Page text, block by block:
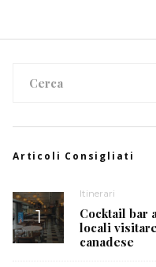
Articoli Consigliati
Itinerari
Cocktail bar
locali
canadese